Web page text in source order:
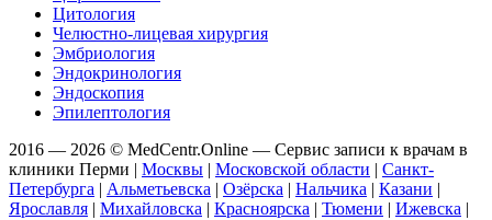
Цитология
Челюстно-лицевая хирургия
Эмбриология
Эндокринология
Эндоскопия
Эпилептология
2016 — 2026 © MedCentr.Online — Сервис записи к врачам в
клиники Перми | Москвы | Московской области | Санкт-
Петербурга | Альметьевска | Озёрска | Нальчика | Казани |
Ярославля | Михайловска | Красноярска | Тюмени | Ижевска |